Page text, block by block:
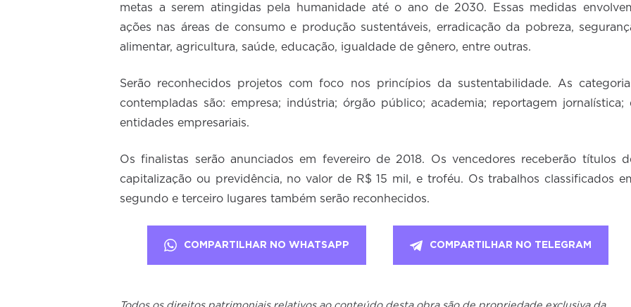
metas a serem atingidas pela humanidade até o ano de 2030. Essas medidas
ações nas áreas de consumo e produção sustentáveis, erradicação da pobreza,
alimentar, agricultura, saúde, educação, igualdade de gênero, entre outras.
Serão reconhecidos projetos com foco nos princípios da sustentabilidade. As
contempladas são: empresa; indústria; órgão público; academia; reportagem jornalística;
entidades empresariais.
Os finalistas serão anunciados em fevereiro de 2018. Os vencedores receberão títulos
capitalização ou previdência, no valor de R$ 15 mil, e troféu. Os trabalhos classificados
segundo e terceiro lugares também serão reconhecidos.
COMPARTILHAR NO WHATSAPP COMPARTILHAR NO TELEGRAM